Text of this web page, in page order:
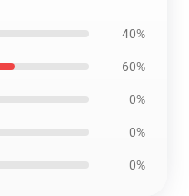
40%
60%
0%
0%
0%